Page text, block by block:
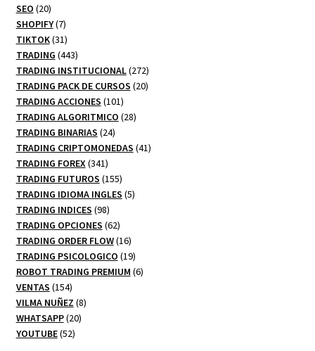
SEO 2020
productos
SHOPIFY 77
productos
TIKTOK 3131
productos
TRADING 443443
productos
TRADING INSTITUCIONAL 272272
productos
TRADING PACK DE CURSOS 2020
TRADING ACCIONES 101101
productos
TRADING ALGORITMICO 2828
TRADING BINARIAS 2424
productos
TRADING CRIPTOMONEDAS 4141
TRADING FOREX 341341
productos
TRADING FUTUROS 155155
productos
TRADING IDIOMA INGLES 55
TRADING INDICES 9898
productos
TRADING OPCIONES 6262
productos
TRADING ORDER FLOW 1616
productos
TRADING PSICOLOGICO 1919
productos
ROBOT TRADING PREMIUM 66
VENTAS 154154
productos
VILMA NUÑEZ 88
WHATSAPP 2020
YOUTUBE 5252